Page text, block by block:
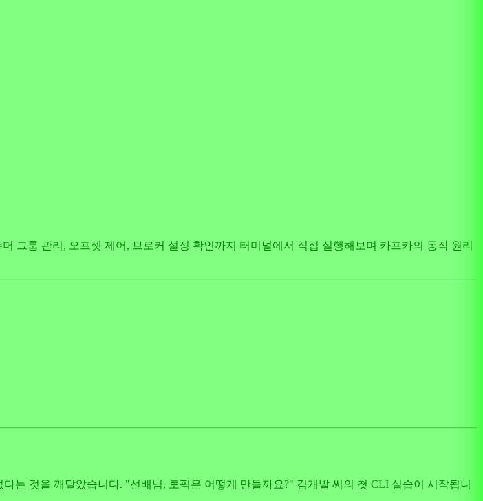
그룹 관리, 오프셋 제어, 브로커 설정 확인까지 터미널에서 직접 실행해보며 카프카의 동작 원리
는 것을 깨달았습니다. "선배님, 토픽은 어떻게 만들까요?" 김개발 씨의 첫 CLI 실습이 시작됩니